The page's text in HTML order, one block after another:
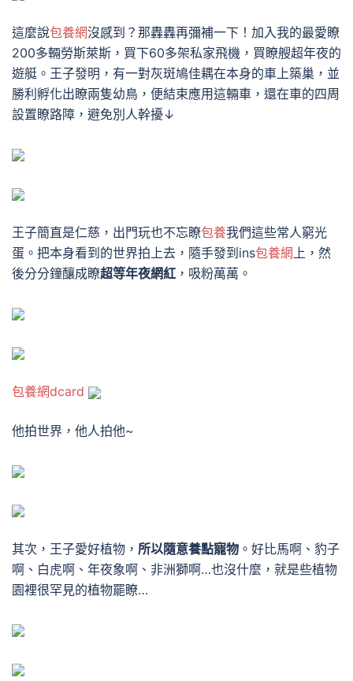
這麼說包養網沒感到？那轟轟再彌補一下！ 加入我的最愛瞭
200多輛勞斯萊斯，買下60多架私家飛機，買瞭艘超年夜的
遊艇。 王子發明，有一對灰斑鳩佳耦在本身的車上築巢，並
勝利孵化出瞭兩隻幼鳥，便結束應用這輛車，還在車的四周
設置瞭路障，避免別人幹擾↓
王子簡直是仁慈，出門玩也不忘瞭包養我們這些常人窮光
蛋。 把本身看到的世界拍上去，隨手發到ins包養網上，然
後分分鐘釀成瞭超等年夜網紅 ，吸粉萬萬。
包養網dcard
他拍世界，他人拍他~
其次，王子愛好植物， 所以隨意養點寵物 。 好比馬啊、豹子
啊、白虎啊、年夜象啊、非洲獅啊…也沒什麼，就是些植物
園裡很罕見的植物罷瞭…